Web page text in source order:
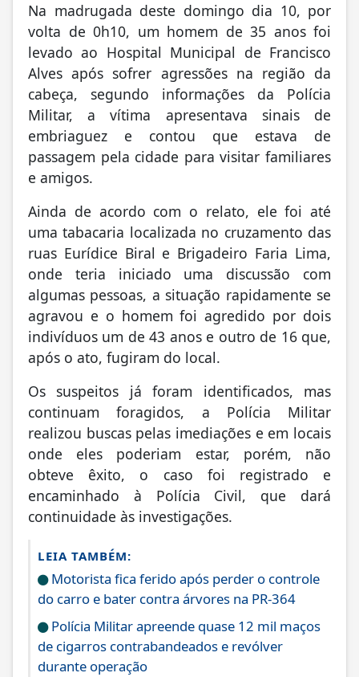
Na madrugada deste domingo dia 10, por
volta de 0h10, um homem de 35 anos foi
levado ao Hospital Municipal de Francisco
Alves após sofrer agressões na região da
cabeça, segundo informações da Polícia
Militar, a vítima apresentava sinais de
embriaguez e contou que estava de
passagem pela cidade para visitar familiares
e amigos.
Ainda de acordo com o relato, ele foi até
uma tabacaria localizada no cruzamento das
ruas Eurídice Biral e Brigadeiro Faria Lima,
onde teria iniciado uma discussão com
algumas pessoas, a situação rapidamente se
agravou e o homem foi agredido por dois
indivíduos um de 43 anos e outro de 16 que,
após o ato, fugiram do local.
Os suspeitos já foram identificados, mas
continuam foragidos, a Polícia Militar
realizou buscas pelas imediações e em locais
onde eles poderiam estar, porém, não
obteve êxito, o caso foi registrado e
encaminhado à Polícia Civil, que dará
continuidade às investigações.
LEIA TAMBÉM:
Motorista fica ferido após perder o controle
do carro e bater contra árvores na PR-364
Polícia Militar apreende quase 12 mil maços
de cigarros contrabandeados e revólver
durante operação